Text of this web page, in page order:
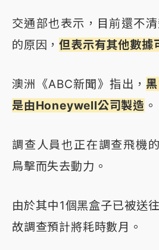
交通部也表示，目前還不
的原因，但表示有其他數據
澳洲《ABC新聞》指出，
是由Honeywell公司製造 。
調查人員也正在調查飛機
鳥擊而失去動力。
由於其中1個黑盒子已被送
故調查預計將耗時數月。